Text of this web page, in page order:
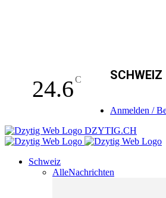
24.6C SCHWEIZ
Anmelden /
DZYTIG.CH
Schweiz
AlleNachrichten